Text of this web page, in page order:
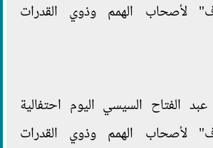
لأصحاب الهمم وذوي القدرات
الفتاح السيسي اليوم احتفالية
لأصحاب الهمم وذوي القدرات